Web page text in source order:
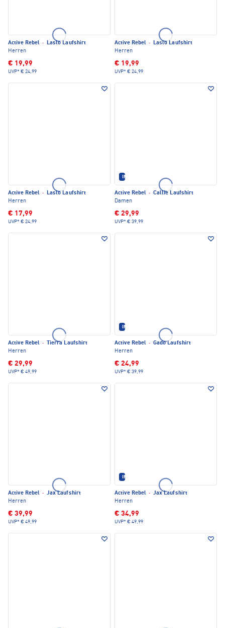
Active Rebel ·
Laslo Laufshirt
Herren
€ 19,99
UVP* € 24,99
Active Rebel ·
Laslo Laufshirt
Herren
€ 19,99
UVP* € 24,99
Active Rebel ·
Laslo Laufshirt
Herren
€ 17,99
UVP* € 24,99
IM SET ERHÄLTLICH
Active Rebel · Callie Laufshirt
Damen
€ 29,99
UVP* € 39,99
Active Rebel ·
Tierra Laufshirt
Herren
€ 29,99
UVP* € 49,99
IM SET ERHÄLTLICH
Active Rebel · Gado Laufshirt
Herren
€ 24,99
UVP* € 39,99
Active Rebel · Jax Laufshirt
Herren
€ 39,99
UVP* € 49,99
IM SET ERHÄLTLICH
Active Rebel · Jax Laufshirt
Herren
€ 34,99
UVP* € 49,99